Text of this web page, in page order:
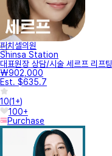
피치셀의원
Shinsa Station
대표원장 상담/시술 세르프 리프팅
₩902,000
Est. $635.7
10(1+)
100+
Purchase